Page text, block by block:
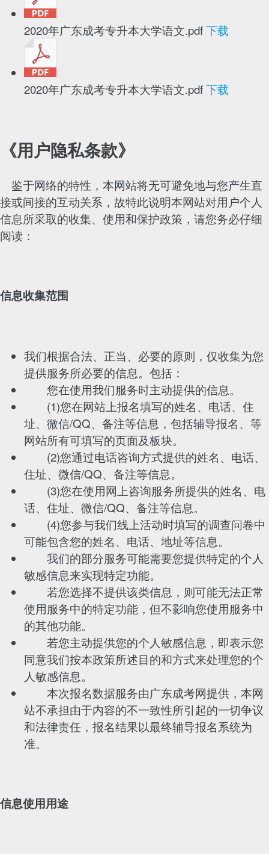
2020年广东成考专升本大学语文.pdf下载
2020年广东成考专升本大学语文.pdf下载
《用户隐私条款》
鉴于网络的特性，本网站将无可避免地与您产生直
接或间接的互动关系，故特此说明本网站对用户个人
信息所采取的收集、使用和保护政策，请您务必仔细
阅读：
信息收集范围
我们根据合法、正当、必要的原则，仅收集为您
提供服务所必要的信息。包括：
您在使用我们服务时主动提供的信息。
(1)您在网站上报名填写的姓名、电话、住
址、微信/QQ、备注等信息，包括辅导报名、等
网站所有可填写的页面及板块。
(2)您通过电话咨询方式提供的姓名、电话、
住址、微信/QQ、备注等信息。
(3)您在使用网上咨询服务所提供的姓名、电
话、住址、微信/QQ、备注等信息。
(4)您参与我们线上活动时填写的调查问卷中
可能包含您的姓名、电话、地址等信息。
我们的部分服务可能需要您提供特定的个人
敏感信息来实现特定功能。
若您选择不提供该类信息，则可能无法正常
使用服务中的特定功能，但不影响您使用服务中
的其他功能。
若您主动提供您的个人敏感信息，即表示您
同意我们按本政策所述目的和方式来处理您的个
人敏感信息。
本次报名数据服务由广东成考网提供，本网
站不承担由于内容的不一致性所引起的一切争议
和法律责任，报名结果以最终辅导报名系统为
准。
信息使用用途